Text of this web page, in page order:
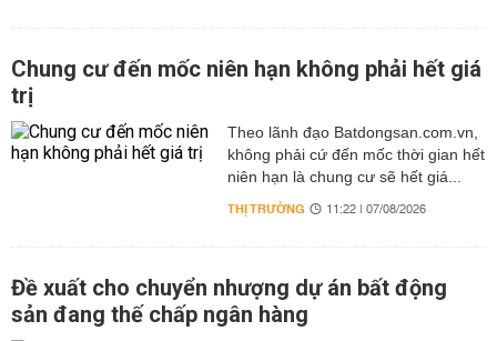
Chung cư đến mốc niên hạn không phải hết giá
trị
Theo lãnh đạo Batdongsan.com.vn,
không phải cứ đến mốc thời gian hết
niên hạn là chung cư sẽ hết giá...
THỊ TRƯỜNG 11:22 | 07/08/2026
Đề xuất cho chuyển nhượng dự án bất động
sản đang thế chấp ngân hàng